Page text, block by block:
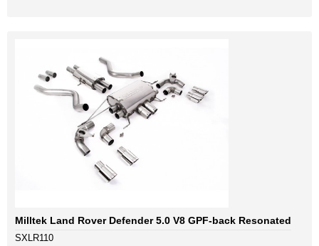
Milltek Land Rover Defender 5.0 V8 GPF-back Resonated
SXLR110